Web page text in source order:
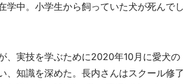
学中。小学生から飼っていた犬が死んでし
、実技を学ぶために2020年10月に愛犬の
、知識を深めた。長内さんはスクール修了